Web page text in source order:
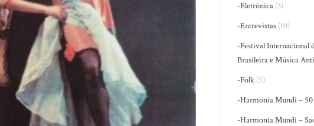
-Eletrônica (3)
-Entrevistas (10)
-Festival Internacional
Brasileira e Música
-Folk (5)
-Harmonia Mundi – 50
-Harmonia Mundi –